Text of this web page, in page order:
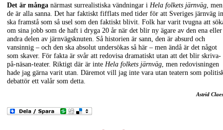
Det är många närmast surrealistiska vändningar i Hela folkets järnväg , men
de är alla sanna. Det har faktiskt fifflats med tider för att Sveriges järnväg
ska framstå som så usel som den faktiskt blivit. Folk har varit tvugna att
om sina jobb som de haft i dryga 20 år när det blir ny ägare av den ena eller
andra delen av järnvägsknuten. Så historien är sann, den är absurd och
vansinnig – och den ska absolut undersökas så här – men ändå är det något
som skaver. För fakta är svår att redovisa dramatiskt utan att det blir skriva-
på-näsan-teater. Riktigt där är inte Hela folkets järnväg , men redovisningen
hade jag gärna varit utan. Däremot vill jag inte vara utan teatern som
debattör ett valår som detta.
Astrid